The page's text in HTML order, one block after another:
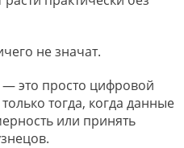
не значат.
это просто цифровой
тогда, когда данные
или принять